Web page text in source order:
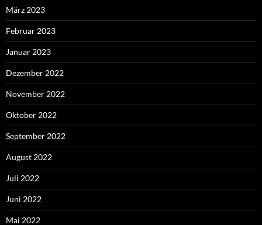
März 2023
Februar 2023
Januar 2023
Dezember 2022
November 2022
Oktober 2022
September 2022
August 2022
Juli 2022
Juni 2022
Mai 2022